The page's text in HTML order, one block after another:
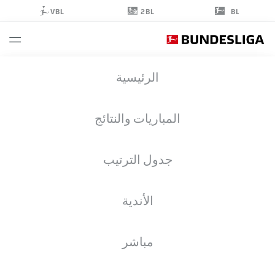
BL
2BL
VBL
الرئيسية
المباريات والنتائج
جدول الترتيب
الأندية
مباشر